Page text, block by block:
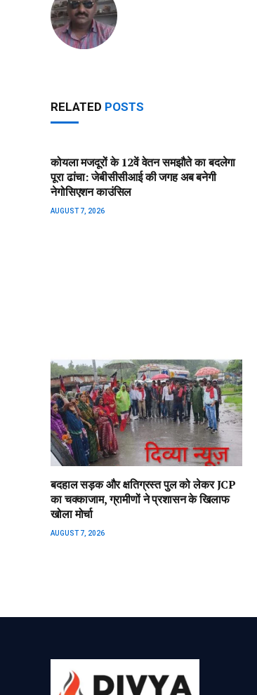
RELATED POSTS
कोयला मजदूरों के 12वें वेतन समझौते का बदलेगा
पूरा ढांचा: जेबीसीसीआई की जगह अब बनेगी
नेगोसिएशन काउंसिल
AUGUST 7, 2026
बदहाल सड़क और क्षतिग्रस्त पुल को लेकर JCP
का चक्काजाम, ग्रामीणों ने प्रशासन के खिलाफ
खोला मोर्चा
AUGUST 7, 2026